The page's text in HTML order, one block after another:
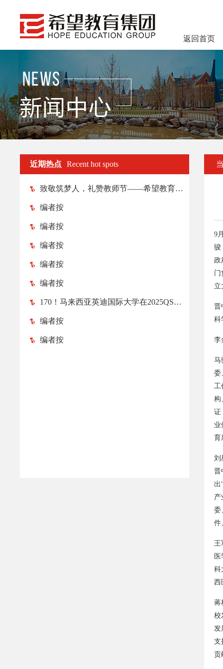
返回首页
近期热点 Recent hot spots
致敬筑梦人，礼赞教师节——希望教育各院校纷纷举行教师节庆祝活动
编者按
编者按
编者按
编者按
编者按
170！马来西亚英迪国际大学在2025QS亚洲大学排名榜中跃升52位！
编者按
编者按
9
骏
政
门
立
晋
科
李
马
委
工
构
证
业
育
刘
晋
出
产
委
件
王
科
西
蒋
校
发
支
贡